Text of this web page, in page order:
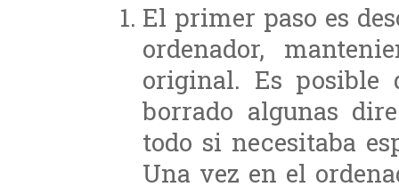
El primer paso es
ordenador,
original. Es posible
borrado algunas
todo si necesitaba
Una vez en el